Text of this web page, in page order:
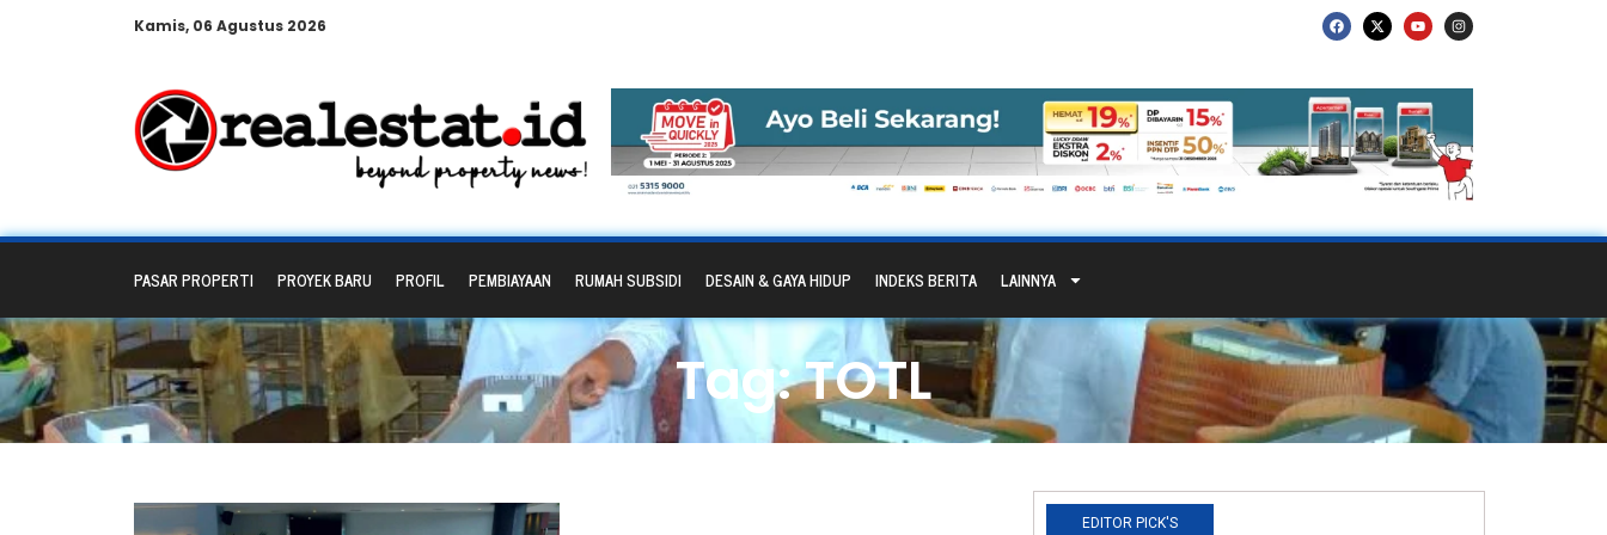
Kamis, 06 Agustus 2026
PASAR PROPERTI PROYEK BARU PROFIL PEMBIAYAAN RUMAH SUBSIDI DESAIN & GAYA HIDUP INDEKS BERITA LAINNYA
Tag: TOTL
EDITOR PICK'S